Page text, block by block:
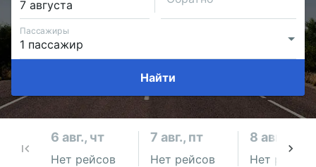
Пассажиры
Найти
6 авг., чт
Нет рейсов
7 авг., пт
Нет рейсов
8 авг., сб
Нет рейсов